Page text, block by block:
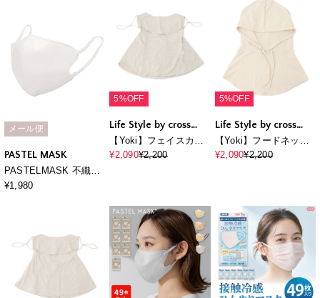
い BFE PFE VFE 99％
カット 美シルエット 三
層構造
メール便
PASTEL MASK
PASTELMASK 不織布
COOL 30枚セット 個包
¥1,980
5%OFF
Life Style by cross
marche
【Yoki】フェイスカバ
ーマスク
¥2,090¥2,200
5%OFF
Life Style by cross
marche
【Yoki】フードネック
カバーマスク
¥2,090¥2,200